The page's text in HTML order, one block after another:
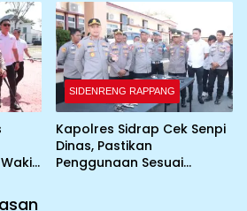
SIDENRENG RAPPANG
Kapolres Sidrap Cek Senpi
Dinas, Pastikan
Penggunaan Sesuai